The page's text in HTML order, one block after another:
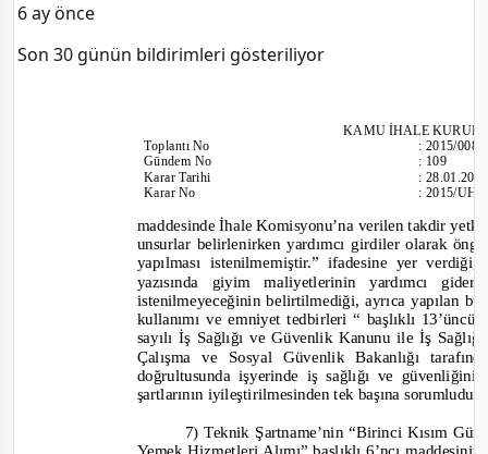
6 ay önce
Son 30 günün bildirimleri gösteriliyor
KAMU İHALE
ToplantıNo
Gündem No
Karar Tarihi
Karar No
:2015/008
: 109
:
:2015/
maddesinde İhale Komisyonu’na verilen takdir
unsurlar belirlenirken yardımcı girdiler olarak
yapılması istenilmemiştir.”ifadesine yer verdiği,
yazısında giyim maliyetlerinin yardımcı
istenilmeyeceğinin belirtilmediği, ayrıca yapılan
kullanımı ve emniyet tedbirleri “ başlıklı 13’üncü
sayılı İş Sağlığı ve Güvenlik Kanunu ile İş
Çalışma ve Sosyal Güvenlik Bakanlığı
doğrultusunda işyerinde iş sağlığı ve
şartlarının iyileştirilmesinden tek başına
7) Teknik Şartname’nin “Birinci Kısım